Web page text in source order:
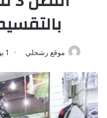
موقع رشحلي 1 يونيو، 2023